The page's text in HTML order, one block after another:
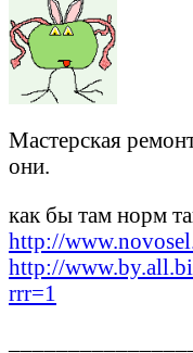
Мастерская
они.
как бы там норм
http://
http://
rrr=1